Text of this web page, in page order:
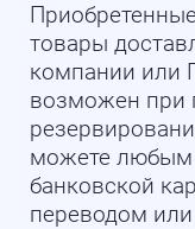
товары
компании или
возможен при
можете любым
банковской
переводом